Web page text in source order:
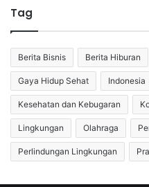
Tag
Berita Bisnis Berita Hiburan
Gaya Hidup Sehat Indonesia
Kesehatan dan Kebugaran
Lingkungan Olahraga
Perlindungan Lingkungan